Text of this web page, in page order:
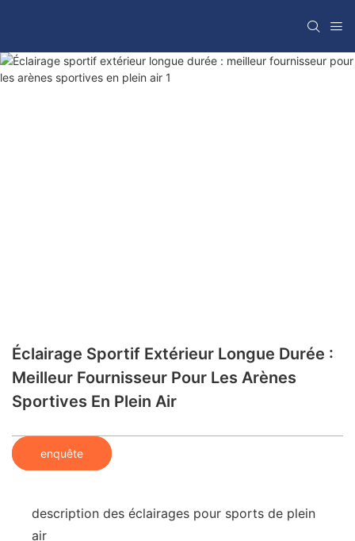
Éclairage Sportif Extérieur Longue Durée :
Meilleur Fournisseur Pour Les Arènes
Sportives En Plein Air
enquête
description des éclairages pour sports de plein
air